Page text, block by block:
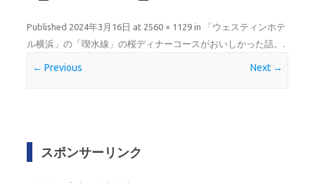
Published 2024年3月16日 at 2560 × 1129 in
「ウェスティンホテ
ル横浜」の「喫水線」の桜ディナーコースがおいしかった話。 .
← Previous Next →
スポンサーリンク